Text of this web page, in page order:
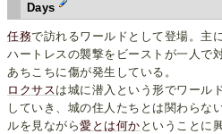
Days
任務で訪れるワールドとして登場。主
ハートレスの襲撃をビーストが一人で
あちこちに傷が発生している。
ロクサスは城に潜入という形でワール
していき、城の住人たちとは関わらな
ルを見ながら愛とは何か ということに